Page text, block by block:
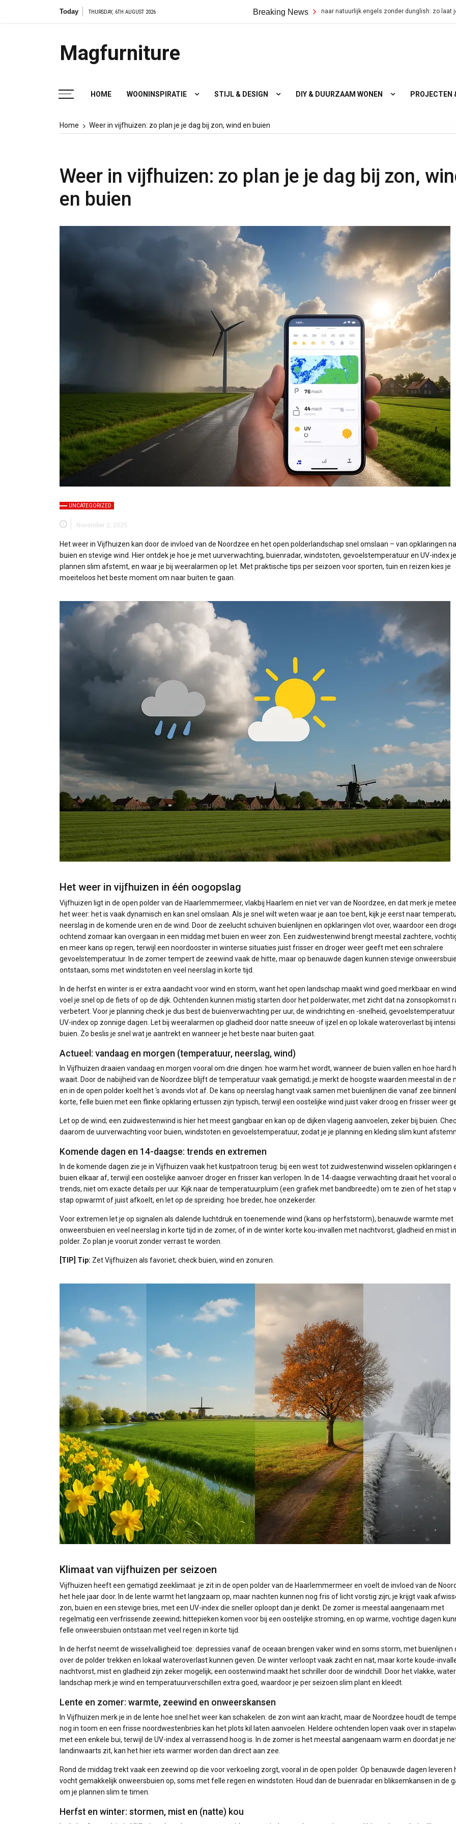
Today THURSDAY, 6TH AUGUST 2026 Breaking News
Van nederlands naar natuurlijk engels zonder dunglish: zo laat je je boodschap
Magfurniture
HOME WOONINSPIRATIE STIJL & DESIGN DIY & DUURZAAM WONEN PROJECTEN
Home Weer in vijfhuizen: zo plan je je dag bij zon, wind en buien
Weer in vijfhuizen: zo plan je je dag bij zon,
en buien
UNCATEGORIZED
November 2, 2025
Het weer in Vijfhuizen kan door de invloed van de Noordzee en het open polderlandschap snel omslaan – van opklaringen
buien en stevige wind. Hier ontdek je hoe je met uurverwachting, buienradar, windstoten, gevoelstemperatuur en UV-index je
plannen slim afstemt, en waar je bij weeralarmen op let. Met praktische tips per seizoen voor sporten, tuin en reizen kies je
moeiteloos het beste moment om naar buiten te gaan.
Het weer in vijfhuizen in één oogopslag
Vijfhuizen ligt in de open polder van de Haarlemmermeer, vlakbij Haarlem en niet ver van de Noordzee, en dat merk je
het weer: het is vaak dynamisch en kan snel omslaan. Als je snel wilt weten waar je aan toe bent, kijk je eerst naar
neerslag in de komende uren en de wind. Door de zeelucht schuiven buienlijnen en opklaringen vlot over, waardoor een
ochtend zomaar kan overgaan in een middag met buien en weer zon. Een zuidwestenwind brengt meestal zachtere,
en meer kans op regen, terwijl een noordooster in winterse situaties juist frisser en droger weer geeft met een schralere
gevoelstemperatuur. In de zomer tempert de zeewind vaak de hitte, maar op benauwde dagen kunnen stevige
ontstaan, soms met windstoten en veel neerslag in korte tijd.
In de herfst en winter is er extra aandacht voor wind en storm, want het open landschap maakt wind goed merkbaar en
voel je snel op de fiets of op de dijk. Ochtenden kunnen mistig starten door het polderwater, met zicht dat na zonsopkomst
verbetert. Voor je planning check je dus best de buienverwachting per uur, de windrichting en -snelheid, gevoelstemperatuur
UV-index op zonnige dagen. Let bij weeralarmen op gladheid door natte sneeuw of ijzel en op lokale wateroverlast bij
buien. Zo beslis je snel wat je aantrekt en wanneer je het beste naar buiten gaat.
Actueel: vandaag en morgen (temperatuur, neerslag, wind)
In Vijfhuizen draaien vandaag en morgen vooral om drie dingen: hoe warm het wordt, wanneer de buien vallen en hoe hard
waait. Door de nabijheid van de Noordzee blijft de temperatuur vaak gematigd; je merkt de hoogste waarden meestal in de
en in de open polder koelt het ‘s avonds vlot af. De kans op neerslag hangt vaak samen met buienlijnen die vanaf zee
korte, felle buien met een flinke opklaring ertussen zijn typisch, terwijl een oostelijke wind juist vaker droog en frisser weer
Let op de wind; een zuidwestenwind is hier het meest gangbaar en kan op de dijken vlagerig aanvoelen, zeker bij buien.
daarom de uurverwachting voor buien, windstoten en gevoelstemperatuur, zodat je je planning en kleding slim kunt
Komende dagen en 14-daagse: trends en extremen
In de komende dagen zie je in Vijfhuizen vaak het kustpatroon terug: bij een west tot zuidwestenwind wisselen opklaringen
buien elkaar af, terwijl een oostelijke aanvoer droger en frisser kan verlopen. In de 14-daagse verwachting draait het vooral
trends, niet om exacte details per uur. Kijk naar de temperatuurpluim (een grafiek met bandbreedte) om te zien of het stap
stap opwarmt of juist afkoelt, en let op de spreiding: hoe breder, hoe onzekerder.
Voor extremen let je op signalen als dalende luchtdruk en toenemende wind (kans op herfststorm), benauwde warmte met
onweersbuien en veel neerslag in korte tijd in de zomer, of in de winter korte kou-invallen met nachtvorst, gladheid en mist
polder. Zo plan je vooruit zonder verrast te worden.
[TIP] Tip: Zet Vijfhuizen als favoriet; check buien, wind en zonuren.
Klimaat van vijfhuizen per seizoen
Vijfhuizen heeft een gematigd zeeklimaat: je zit in de open polder van de Haarlemmermeer en voelt de invloed van de
het hele jaar door. In de lente warmt het langzaam op, maar nachten kunnen nog fris of licht vorstig zijn; je krijgt vaak
zon, buien en een stevige bries, met een UV-index die sneller oploopt dan je denkt. De zomer is meestal aangenaam met
regelmatig een verfrissende zeewind; hittepieken komen voor bij een oostelijke stroming, en op warme, vochtige dagen
felle onweersbuien ontstaan met veel regen in korte tijd.
In de herfst neemt de wisselvalligheid toe: depressies vanaf de oceaan brengen vaker wind en soms storm, met buienlijnen
over de polder trekken en lokaal wateroverlast kunnen geven. De winter verloopt vaak zacht en nat, maar korte koude-
nachtvorst, mist en gladheid zijn zeker mogelijk; een oostenwind maakt het schriller door de windchill. Door het vlakke,
landschap merk je wind en temperatuurverschillen extra goed, waardoor je per seizoen slim plant en kleedt.
Lente en zomer: warmte, zeewind en onweerskansen
In Vijfhuizen merk je in de lente hoe snel het weer kan schakelen: de zon wint aan kracht, maar de Noordzee houdt de
nog in toom en een frisse noordwestenbries kan het plots kil laten aanvoelen. Heldere ochtenden lopen vaak over in
met een enkele bui, terwijl de UV-index al verrassend hoog is. In de zomer is het meestal aangenaam warm en doordat je
landinwaarts zit, kan het hier iets warmer worden dan direct aan zee.
Rond de middag trekt vaak een zeewind op die voor verkoeling zorgt, vooral in de open polder. Op benauwde dagen leveren
vocht gemakkelijk onweersbuien op, soms met felle regen en windstoten. Houd dan de buienradar en bliksemkansen in de
om je plannen slim te timen.
Herfst en winter: stormen, mist en (natte) kou